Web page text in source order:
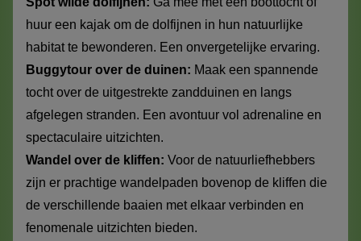
huur een kajak om de dolfijnen in hun natuurlijke
habitat te bewonderen. Een onvergetelijke ervaring.
Buggytour over de duinen: Maak een spannende
tocht over de uitgestrekte zandduinen en langs
afgelegen stranden. Een avontuur vol adrenaline en
spectaculaire uitzichten.
Wandel over de kliffen: Voor de natuurliefhebbers
zijn er prachtige wandelpaden bovenop de kliffen die
de verschillende baaien met elkaar verbinden en
fenomenale uitzichten bieden.